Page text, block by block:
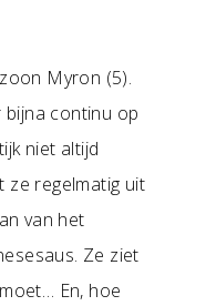
Myron (5).
bijna continu op
niet altijd
ze regelmatig uit
van het
Ze ziet
En, hoe